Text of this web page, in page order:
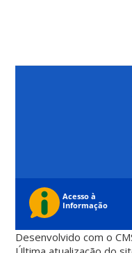
Desenvolvido com o